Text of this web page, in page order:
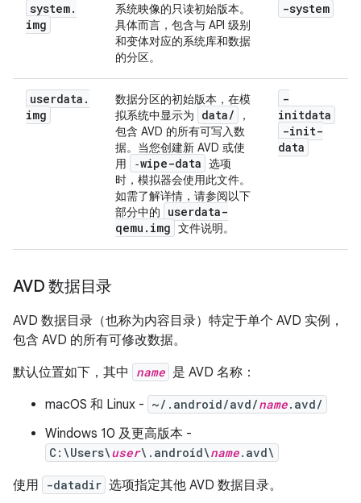
system.
img
系统映像的只读初始版本。
具体而言，包含与 API 级别
和变体对应的系统库和数据
的分区。
-system
userdata .
img
数据分区的初始版本，在模
拟系统中显示为
data/
，
包含 AVD 的所有可写入数
据。当您创建新 AVD 或使
用
‑wipe-data 选项
时，模拟器会使用此文件。
如需了解详情，请参阅以下
部分中的
userdata-
qemu . img 文件说明。
-
initdata
-init-
data
AVD 数据目录
AVD 数据目录（也称为内容目录）特定于单个 AVD 实例，
包含 AVD 的所有可修改数据。
默认位置如下，其中
name 是 AVD 名称：
macOS 和 Linux - ~/.android/avd/name.avd/
Windows 10 及更高版本 -
C:\Users\user\.android\name.avd\
使用 -datadir 选项指定其他 AVD 数据目录。